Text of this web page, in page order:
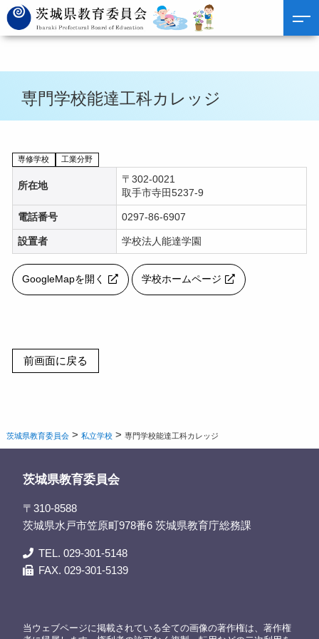
専門学校能達工科カレッジ
専修学校 工業分野
所在地
〒302-0021
取手市寺田5237-9
電話番号 0297-86-6907
設置者 学校法人能達学園
GoogleMapを開く 学校ホームページ
茨城県教育委員会 >私立学校 >専門学校能達工科カレッジ
茨城県教育委員会
〒310-8588
茨城県水戸市笠原町978番6 茨城県教育庁総務課
TEL. 029-301-5148
FAX. 029-301-5139
当ウェブページに掲載されている全ての画像の著作権は、著作権